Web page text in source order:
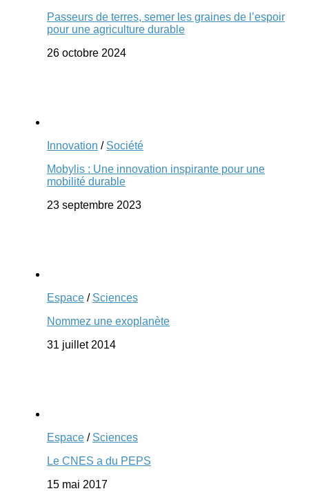
Passeurs de terres, semer les graines de l’espoir
pour une agriculture durable
26 octobre 2024
Innovation / Société
Mobylis : Une innovation inspirante pour une
mobilité durable
23 septembre 2023
Espace / Sciences
Nommez une exoplanète
31 juillet 2014
Espace / Sciences
Le CNES a du PEPS
15 mai 2017